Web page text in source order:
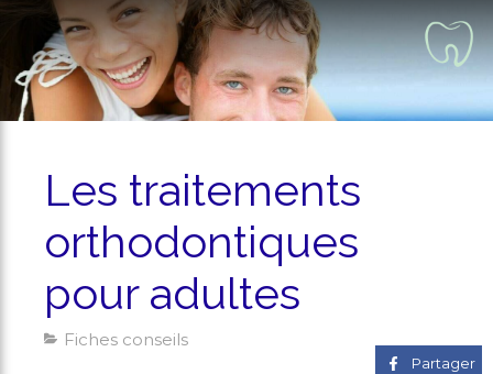
Les traitements
orthodontiques
pour adultes
Fiches conseils
Partager